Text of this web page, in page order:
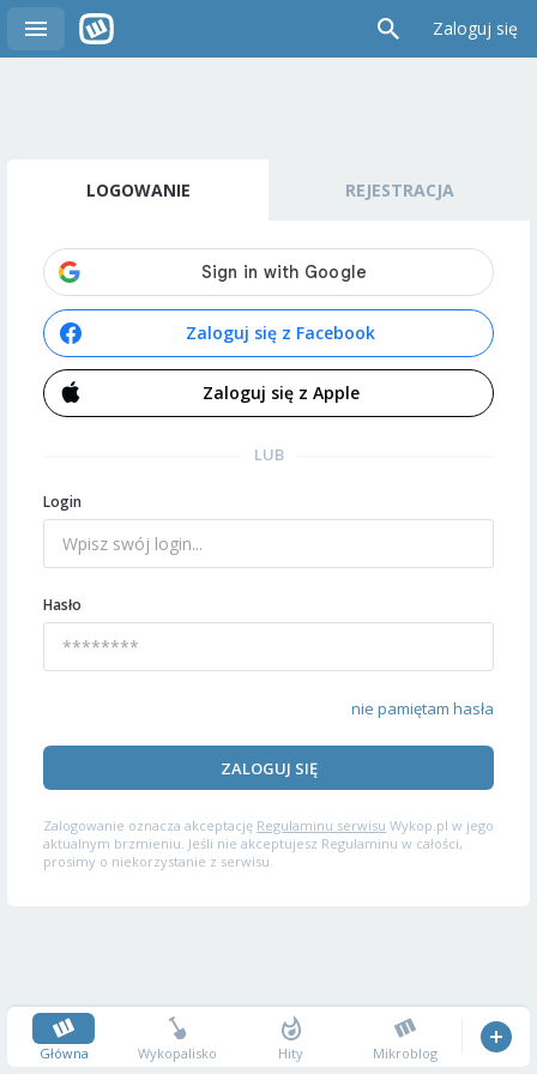
Zaloguj się
LOGOWANIE REJESTRACJA
Zaloguj się z Facebook
Zaloguj się z Apple
LUB
Login
Hasło
nie pamiętam hasła
ZALOGUJ SIĘ
Zalogowanie oznacza akceptację Regulaminu serwisu Wykop.pl w jego
aktualnym brzmieniu. Jeśli nie akceptujesz Regulaminu w całości,
prosimy o niekorzystanie z serwisu.
Główna Wykopalisko Hity Mikroblog